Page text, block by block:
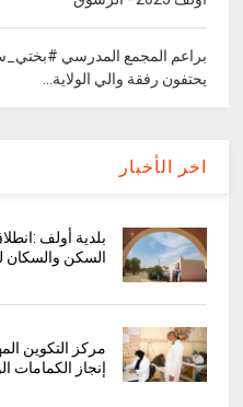
براعم المجمع المدرسي
يحتفون رفقة والي الولاية...
اخر الأخبار
بلدية أولف
السكن والسكان لعام
مركز التكوين
إنجاز الكمامات